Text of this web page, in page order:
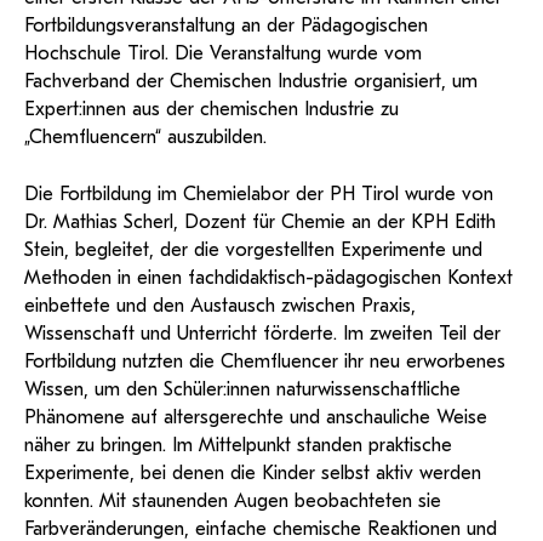
Fortbildungsveranstaltung an der Pädagogischen
Hochschule Tirol. Die Veranstaltung wurde vom
Fachverband der Chemischen Industrie organisiert, um
Expert:innen aus der chemischen Industrie zu
„Chemfluencern“ auszubilden.
Die Fortbildung im Chemielabor der PH Tirol wurde von
Dr. Mathias Scherl, Dozent für Chemie an der KPH Edith
Stein, begleitet, der die vorgestellten Experimente und
Methoden in einen fachdidaktisch-pädagogischen Kontext
einbettete und den Austausch zwischen Praxis,
Wissenschaft und Unterricht förderte. Im zweiten Teil der
Fortbildung nutzten die Chemfluencer ihr neu erworbenes
Wissen, um den Schüler:innen naturwissenschaftliche
Phänomene auf altersgerechte und anschauliche Weise
näher zu bringen. Im Mittelpunkt standen praktische
Experimente, bei denen die Kinder selbst aktiv werden
konnten. Mit staunenden Augen beobachteten sie
Farbveränderungen, einfache chemische Reaktionen und
und Dokumentationen in öffentlich-
rechtlicher Qualität.
Support
wissenschaftlichen Arbeiten
Anleitung
Antragsformular Konto
Web-basiertes Tool zum sicheren
Versand großer Dateien.
ServiceWebHilfe
BA/MA Anträge,
Forschungsanträge, Formulare,…
Support-Webadmin
PH Online Hilfe
Hilfe & Support
persönliche Mailadresse, sondern über den oben
angegebenen Hilfebutton.
Service
Ideen und Verbesserungen Campus
Login Webredaktion